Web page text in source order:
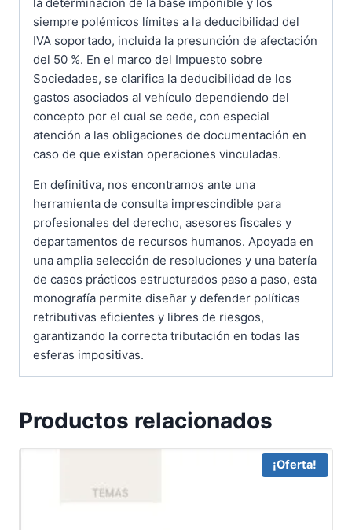
siempre polémicos límites a la deducibilidad del
IVA soportado, incluida la presunción de afectación
del 50 %. En el marco del Impuesto sobre
Sociedades, se clarifica la deducibilidad de los
gastos asociados al vehículo dependiendo del
concepto por el cual se cede, con especial
atención a las obligaciones de documentación en
caso de que existan operaciones vinculadas.
En definitiva, nos encontramos ante una
herramienta de consulta imprescindible para
profesionales del derecho, asesores fiscales y
departamentos de recursos humanos. Apoyada en
una amplia selección de resoluciones y una batería
de casos prácticos estructurados paso a paso, esta
monografía permite diseñar y defender políticas
retributivas eficientes y libres de riesgos,
garantizando la correcta tributación en todas las
esferas impositivas.
Productos relacionados
¡Oferta!